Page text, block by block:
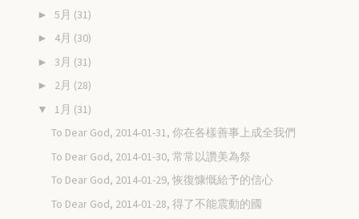
► 5月 (31)
► 4月 (30)
► 3月 (31)
► 2月 (28)
▼ 1月 (31)
To Dear God, 2014-01-31, 你在各樣善事上成全我們
To Dear God, 2014-01-30, 常常以讚美為祭
To Dear God, 2014-01-29, 恢復慷慨給予的信心
To Dear God, 2014-01-28, 得了不能震動的國